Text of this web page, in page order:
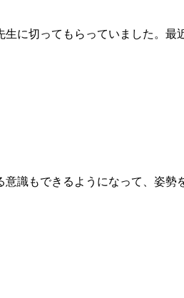
に切ってもらっていました。最
識もできるようになって、姿勢